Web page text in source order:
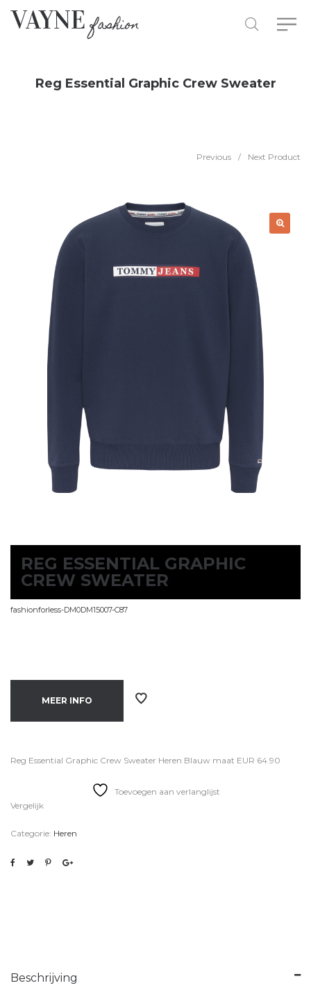
Reg Essential Graphic Crew Sweater
Previous / Next Product
REG ESSENTIAL GRAPHIC
CREW SWEATER
fashionforless-DM0DM15007-C87
MEER INFO
Reg Essential Graphic Crew Sweater Heren Blauw maat EUR 64.90
Toevoegen aan verlanglijst
Vergelijk
Categorie: Heren
Beschrijving